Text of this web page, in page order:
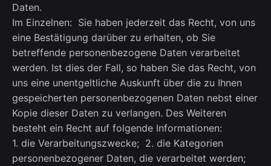
Daten.
Im Einzelnen: Sie haben jederzeit das Recht, von uns
eine Bestätigung darüber zu erhalten, ob Sie
betreffende personenbezogene Daten verarbeitet
werden. Ist dies der Fall, so haben Sie das Recht, von
uns eine unentgeltliche Auskunft über die zu Ihnen
gespeicherten personenbezogenen Daten nebst einer
Kopie dieser Daten zu verlangen. Des Weiteren
besteht ein Recht auf folgende Informationen:
1. die Verarbeitungszwecke; 2. die Kategorien
personenbezogener Daten, die verarbeitet werden;